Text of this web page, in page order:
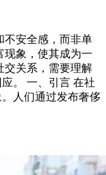
不安全感，而非单
现象，使其成为一
交关系，需要理解
。 一、引言 在社
人们通过发布奢侈